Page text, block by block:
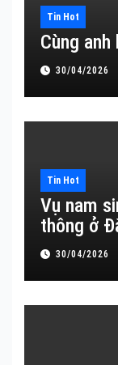
Tin Hot
Cùng
30/04/2026
Tin Hot
Vụ nam
thông ở
30/04/2026